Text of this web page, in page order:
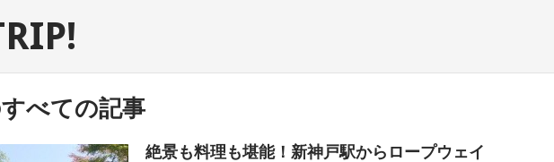
べての記事
絶景も料理も堪能！新神戸駅からロープウェイ